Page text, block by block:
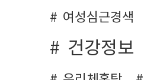
여성심근경색
건강정보